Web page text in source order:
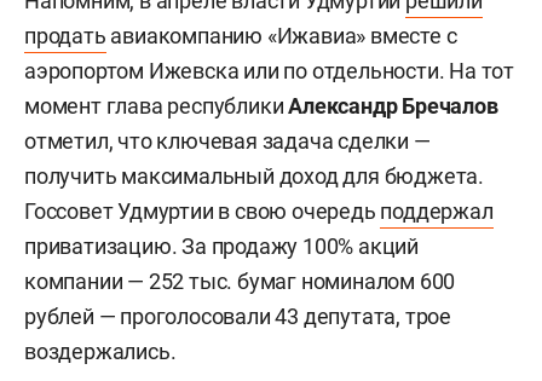
продать авиакомпанию «Ижавиа» вместе с
аэропортом Ижевска или по отдельности. На тот
момент глава республикиАлександр Бречалов
отметил, что ключевая задача сделки —
получить максимальный доход для бюджета.
Госсовет Удмуртии в свою очередь поддержал
приватизацию. За продажу 100% акций
компании — 252 тыс. бумаг номиналом 600
рублей — проголосовали 43 депутата, трое
воздержались.